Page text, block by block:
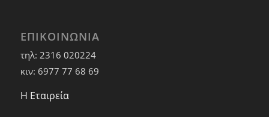
ΕΠΙΚΟΙΝΩΝΙΑ
τηλ: 2316 020224
κιν: 6977 77 68 69
Η Εταιρεία